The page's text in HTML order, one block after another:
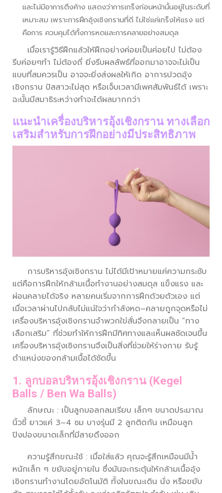
และไม่มีอาการตึงค้าง แสดงว่าการเกร็งก่อนหน้านั้นอยู่ในระดับที่
เหมาะสม เพราะการฝึกอุ้งเชิงกรานที่ดี ไม่ใช่แค่เกร็งให้แรง แต่
คือการ ควบคุมได้ทั้งการหดและการคลายอย่างสมดุล
เมื่อเรารู้วิธีฝึกแล้วให้ฝึกอย่างค่อยเป็นค่อยไป ไม่ต้อง
รีบค่อยๆทำ ไม่ต้องถี่ ยิ่งรีบผลลัพธ์ที่ออกมาอาจจะไม่เป็น
แบบที่สมควรเป็น อาจจะยิ่งส่งผลให้เกิด อาการปวดอุ้ง
เชิงกราน ปัสสาวะไม่สุด หรือเจ็บเวลามีเพศสัมพันธ์ได้ เพราะ
ฉะนั้นมีสมาธิระหว่างทำจะได้ผลมากกว่า
แนะนำเครื่องบริหารอุ้งเชิงกราน ทางเลือก
เสริมสำหรับการฝึกอย่างมีประสิทธิภาพ
การบริหารอุ้งเชิงกราน ไม่ได้มีเป้าหมายแค่ความกระชับ
แต่คือการฝึกให้กล้ามเนื้อทำงานอย่างสมดุล แข็งแรง และ
ผ่อนคลายได้จริง หลายคนเริ่มจากการฝึกด้วยตัวเอง แต่
เมื่อเวลาผ่านไปกลับไม่แน่ใจว่ากำลังหด–คลายถูกจุดหรือไม่
เครื่องบริหารอุ้งเชิงกรานจำพวกใข่สั่นจึงกลายเป็น “ทาง
เลือกเสริม” ที่ช่วยทำให้การฝึกมีทิศทางและเห็นผลชัดเจนขึ้น
เครื่องบริหารอุ้งเชิงกรานจึงเป็นสิ่งที่ช่วยให้ร่างกาย รับรู้
ตำแหน่งของกล้ามเนื้อได้ชัดขึ้น
1. ลูกบอลบริหารอุ้งเชิงกราน (Kegel
Balls / Ben Wa Balls)
ลักษณะ : เป็นลูกบอลกลมเรียบ เล็กๆ ขนาดประมาณ
นิ้วชี้ ยาวแค่ 3–4 ซม บางรุ่นมี 2 ลูกติดกัน เหมือนลูก
ปิงปองขนาดเล็กที่มีสายดึงออก
ความรู้สึกขณะใช้ : เมื่อใส่แล้ว คุณจะรู้สึกเหมือนมีน้ำ
หนักเล็ก ๆ ขยับอยู่ภายใน ซึ่งมันจะกระตุ้นให้กล้ามเนื้ออุ้ง
เชิงกรานทำงานโดยอัตโนมัติ ทั้งในขณะเดิน นั่ง หรือขยับ